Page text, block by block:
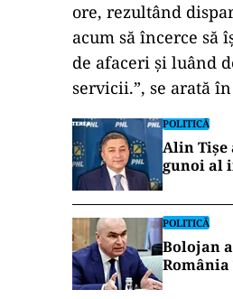
ore, rezultând
acum să încerce să
de afaceri și luând
servicii.”, se arată
POLITICĂ
Alin Tișe
gunoi al
POLITICĂ
Bolojan
România